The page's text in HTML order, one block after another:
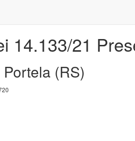
14.133/21
(RS)